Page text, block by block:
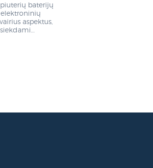
baterijų
aspektus,